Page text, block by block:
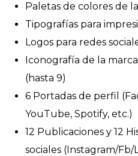
Paletas de colores de
Tipografías para
Logos para redes
Iconografía de la
(hasta 9)
6 Portadas de perfil
YouTube, Spotify, etc.)
12 Publicaciones y 12
sociales (Instagram/Fb/